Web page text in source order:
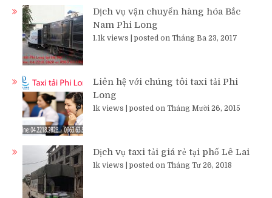
Dịch vụ vận chuyển hàng hóa Bắc
Nam Phi Long
1.1k views posted on Tháng Ba 23, 2017
Liên hệ với chúng tôi taxi tải Phi
Long
1k views posted on Tháng Mười 26, 2015
Dịch vụ taxi tải giá rẻ tại phố Lê Lai
1k views posted on Tháng Tư 26, 2018